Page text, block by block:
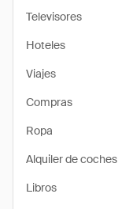
Televisores
Hoteles
Viajes
Compras
Ropa
Alquiler de coches
Libros